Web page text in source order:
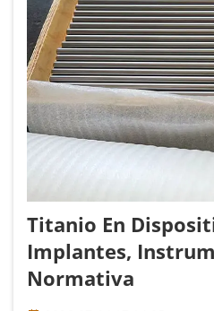
Titanio En
Implantes,
Normativa